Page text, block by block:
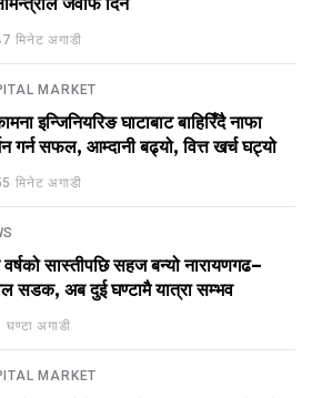
जवाफ दिने
मिनेट अगाडी
MARKET
इन्जिनियरिङ घाटाबाट बाहिरिँदै नाफा
गर्न सफल, आम्दानी बढ्यो, वित्त खर्च घट्यो
मिनेट अगाडी
सास्तीपछि सहज बन्यो नारायणगढ–
सडक, अब दुई घण्टामै यात्रा सम्भव
घण्टा अगाडी
MARKET